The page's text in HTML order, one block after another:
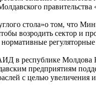
стола»о том, что
возродить сектор и
в республике Молдова
предприятиям
с целью увеличения